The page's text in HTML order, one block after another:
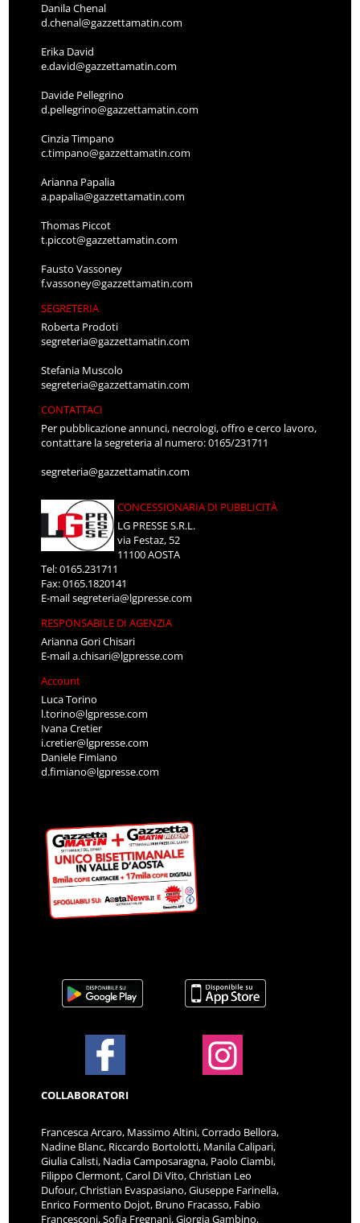
Danila Chenal
d.chenal@gazzettamatin.com
Erika David
e.david@gazzettamatin.com
Davide Pellegrino
d.pellegrino@gazzettamatin.com
Cinzia Timpano
c.timpano@gazzettamatin.com
Arianna Papalia
a.papalia@gazzettamatin.com
Thomas Piccot
t.piccot@gazzettamatin.com
Fausto Vassoney
f.vassoney@gazzettamatin.com
SEGRETERIA
Roberta Prodoti
segreteria@gazzettamatin.com
Stefania Muscolo
segreteria@gazzettamatin.com
CONTATTACI
Per pubblicazione annunci, necrologi, offro e cerco lavoro,
contattare la segreteria al numero: 0165/231711
segreteria@gazzettamatin.com
CONCESSIONARIA DI PUBBLICITÀ
LG PRESSE S.R.L.
via Festaz, 52
11100 AOSTA
Tel: 0165.231711
Fax: 0165.1820141
E-mailsegreteria@lgpresse.com
RESPONSABILE DI AGENZIA
Arianna Gori Chisari
E-maila.chisari@lgpresse.com
Account
Luca Torino
l.torino@lgpresse.com
Ivana Cretier
i.cretier@lgpresse.com
Daniele Fimiano
d.fimiano@lgpresse.com
COLLABORATORI
Francesca Arcaro, Massimo Altini, Corrado Bellora,
Nadine Blanc, Riccardo Bortolotti, Manila Calipari,
Giulia Calisti, Nadia Camposaragna, Paolo Ciambi,
Filippo Clermont, Carol Di Vito, Christian Leo
Dufour, Christian Evaspasiano, Giuseppe Farinella,
Enrico Formento Dojot, Bruno Fracasso, Fabio
Francesconi, Sofia Fregnani, Giorgia Gambino,